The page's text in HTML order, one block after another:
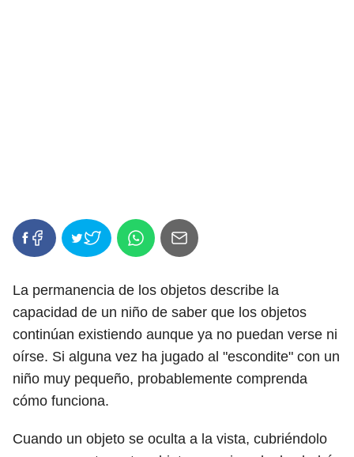
La permanencia de los objetos describe la
capacidad de un niño de saber que los objetos
continúan existiendo aunque ya no puedan verse ni
oírse. Si alguna vez ha jugado al "escondite" con un
niño muy pequeño, probablemente comprenda
cómo funciona.
Cuando un objeto se oculta a la vista, cubriéndolo